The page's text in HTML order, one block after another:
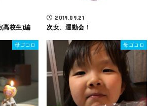
高校生)編
2019.09.21
次女、運動会！
母ゴコロ 母ゴコロ